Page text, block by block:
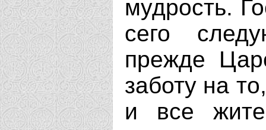
мудрость.
сего
прежде
заботу на
и все